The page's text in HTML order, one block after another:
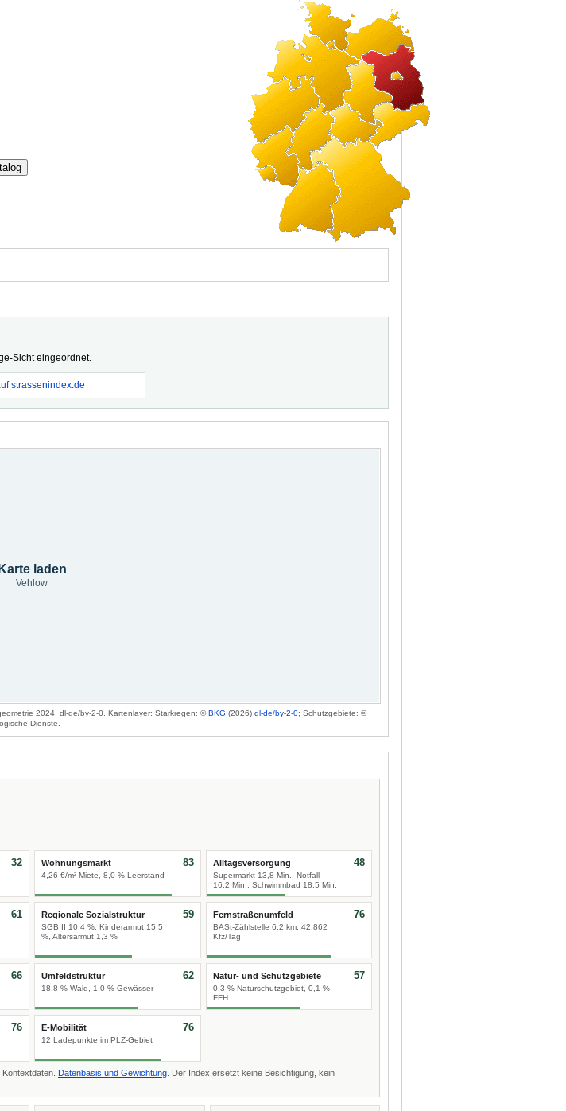
Sicht eingeordnet.
strassenindex.de
Karte laden
Vehlow
2024, dl-de/by-2-0. Kartenlayer: Starkregen: ©BKG (2026) dl-de/by-2-0; Schutzgebiete: ©
Dienste.
32 Wohnungsmarkt
4,26 €/m² Miete, 8,0 % Leerstand
83 Alltagsversorgung
Supermarkt 13,8 Min., Notfall
16,2 Min., Schwimmbad 18,5 Min.
48
61 Regionale Sozialstruktur
SGB II 10,4 %, Kinderarmut 15,5
%, Altersarmut 1,3 %
59 Fernstraßenumfeld
BASt-Zählstelle 6,2 km, 42.862
Kfz/Tag
76
66 Umfeldstruktur
18,8 % Wald, 1,0 % Gewässer
62 Natur- und Schutzgebiete
0,3 % Naturschutzgebiet, 0,1 %
FFH
57
76 E-Mobilität
12 Ladepunkte im PLZ-Gebiet
76
Datenbasis und Gewichtung . Der Index ersetzt keine Besichtigung, kein